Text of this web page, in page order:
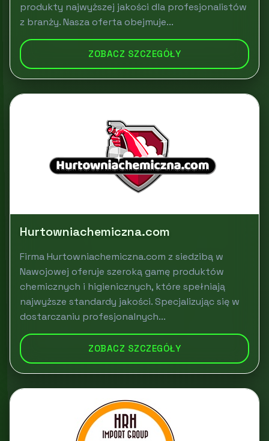
produkty najwyższej jakości dla profesjonalistów
z branży. Nasza oferta obejmuje...
ZOBACZ SZCZEGÓŁY
Hurtowniachemiczna.com
Firma Hurtowniachemiczna.com z siedzibą w
Nawojowej oferuje szeroką gamę produktów
chemicznych i higienicznych, które spełniają
najwyższe standardy jakości. Specjalizując się w
dostarczaniu profesjonalnych...
ZOBACZ SZCZEGÓŁY